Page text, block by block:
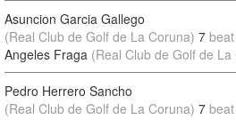
Asuncion Garcia Gallego
(Real Club de Golf de La Coruna) 7 beat
Angeles Fraga (Real Club de Golf de La
Pedro Herrero Sancho
(Real Club de Golf de La Coruna) 7 beat